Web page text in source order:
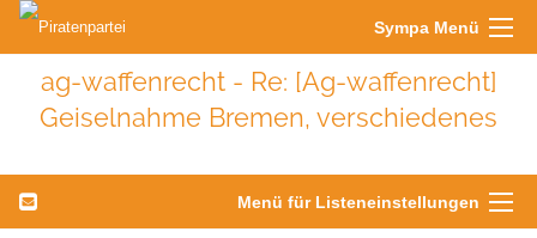
Sympa Menü
ag-waffenrecht - Re: [Ag-waffenrecht]
Geiselnahme Bremen, verschiedenes
Menü für Listeneinstellungen